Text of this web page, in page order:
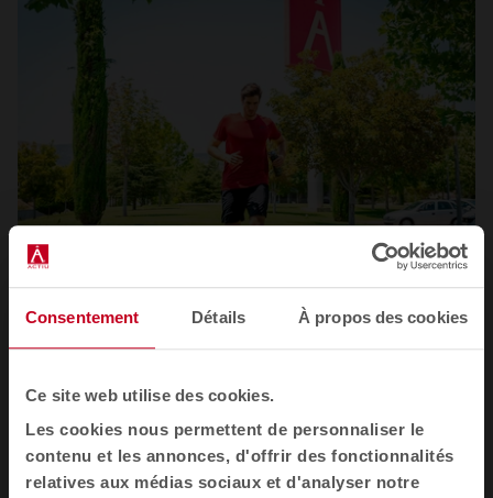
Consentement Détails À propos des cookies
Ce site web utilise des cookies.
Les cookies nous permettent de personnaliser le
contenu et les annonces, d'offrir des fonctionnalités
relatives aux médias sociaux et d'analyser notre